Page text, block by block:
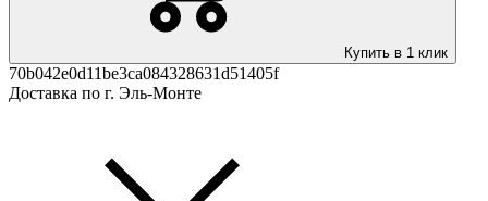
Купить в 1 клик
70b042e0d11be3ca084328631d51405f
Доставка по г. Эль-Монте